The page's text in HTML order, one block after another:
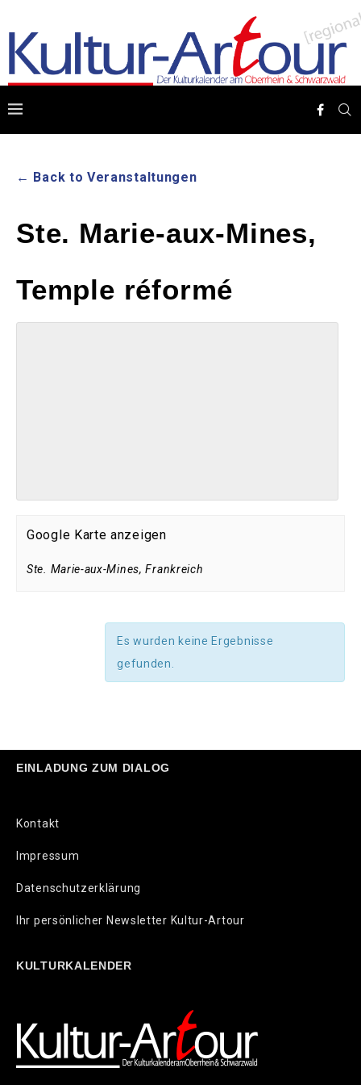
← Back to Veranstaltungen
Ste. Marie-aux-Mines,
Temple réformé
Google Karte anzeigen
Ste. Marie-aux-Mines, Frankreich
Es wurden keine Ergebnisse
gefunden.
EINLADUNG ZUM DIALOG
Kontakt
Impressum
Datenschutzerklärung
Ihr persönlicher Newsletter Kultur-Artour
KULTURKALENDER